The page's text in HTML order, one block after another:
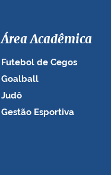
Área Acadêmica
Futebol de Cegos
Goalball
Judô
Gestão Esportiva